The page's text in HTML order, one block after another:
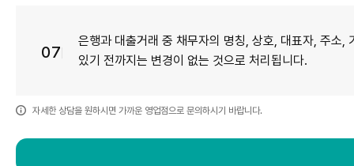
07
은행과 대출거래 중 채무자의 명칭, 상호, 대표자, 주소
있기 전까지는 변경이 없는 것으로 처리됩니다.
자세한 상담을 원하시면 가까운 영업점으로 문의하시기 바랍니다.